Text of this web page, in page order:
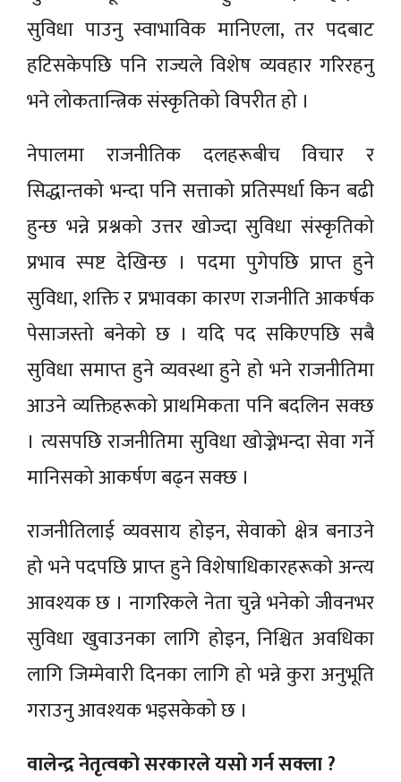
सुविधा पाउनु स्वाभाविक मानिएला, तर पदबाट
हटिसकेपछि पनि राज्यले विशेष व्यवहार गरिरहनु
भने लोकतान्त्रिक संस्कृतिको विपरीत हो ।
नेपालमा राजनीतिक दलहरूबीच विचार र
सिद्धान्तको भन्दा पनि सत्ताको प्रतिस्पर्धा किन बढी
हुन्छ भन्ने प्रश्नको उत्तर खोज्दा सुविधा संस्कृतिको
प्रभाव स्पष्ट देखिन्छ । पदमा पुगेपछि प्राप्त हुने
सुविधा, शक्ति र प्रभावका कारण राजनीति आकर्षक
पेसाजस्तो बनेको छ । यदि पद सकिएपछि सबै
सुविधा समाप्त हुने व्यवस्था हुने हो भने राजनीतिमा
आउने व्यक्तिहरूको प्राथमिकता पनि बदलिन सक्छ
। त्यसपछि राजनीतिमा सुविधा खोज्नेभन्दा सेवा गर्ने
मानिसको आकर्षण बढ्न सक्छ ।
राजनीतिलाई व्यवसाय होइन, सेवाको क्षेत्र बनाउने
हो भने पदपछि प्राप्त हुने विशेषाधिकारहरूको अन्त्य
आवश्यक छ । नागरिकले नेता चुन्ने भनेको जीवनभर
सुविधा खुवाउनका लागि होइन, निश्चित अवधिका
लागि जिम्मेवारी दिनका लागि हो भन्ने कुरा अनुभूति
गराउनु आवश्यक भइसकेको छ ।
वालेन्द्र नेतृत्वको सरकारले यसो गर्न सक्ला ?